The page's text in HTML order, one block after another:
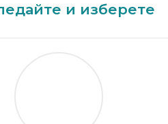
и изберете